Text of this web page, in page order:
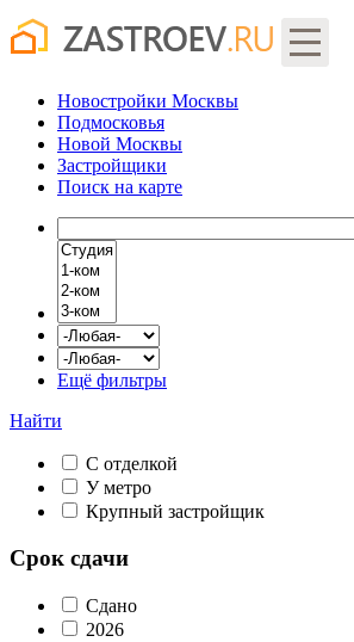
Новостройки Москвы
Подмосковья
Новой Москвы
Застройщики
Поиск на карте
Ещё фильтры
Найти
С отделкой
У метро
Крупный застройщик
Срок сдачи
Сдано
2026